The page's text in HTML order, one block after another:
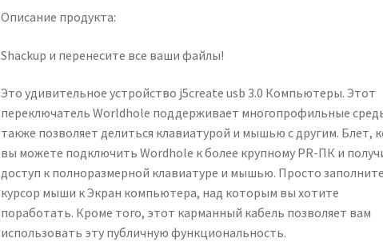
Описание продукта:
Shackup и перенесите все ваши файлы!
Это удивительное устройство j5create usb 3.0 Компьютеры. Этот
переключатель Worldhole поддерживает многопрофильные
также позволяет делиться клавиатурой и мышью с другим. Блет,
вы можете подключить Wordhole к более крупному PR-ПК и
доступ к полноразмерной клавиатуре и мышью. Просто
курсор мыши к Экран компьютера, над которым вы хотите
поработать. Кроме того, этот карманный кабель позволяет вам
использовать эту публичную функциональность.